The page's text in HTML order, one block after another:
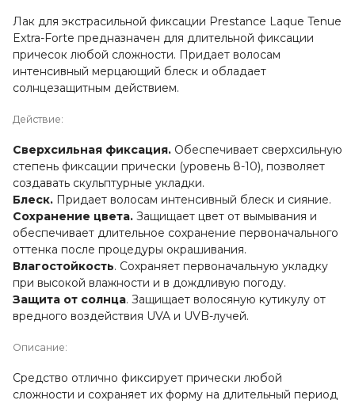
Лак для экстрасильной фиксации Prestance Laque Tenue
Extra-Forte предназначен для длительной фиксации
причесок любой сложности. Придает волосам
интенсивный мерцающий блеск и обладает
солнцезащитным действием.
Действие:
Сверхсильная фиксация. Обеспечивает сверхсильную
степень фиксации прически (уровень 8-10), позволяет
создавать скульптурные укладки.
Блеск. Придает волосам интенсивный блеск и сияние.
Сохранение цвета. Защищает цвет от вымывания и
обеспечивает длительное сохранение первоначального
оттенка после процедуры окрашивания.
Влагостойкость. Сохраняет первоначальную укладку
при высокой влажности и в дождливую погоду.
Защита от солнца. Защищает волосяную кутикулу от
вредного воздействия UVA и UVB-лучей.
Описание:
Средство отлично фиксирует прически любой
сложности и сохраняет их форму на длительный период